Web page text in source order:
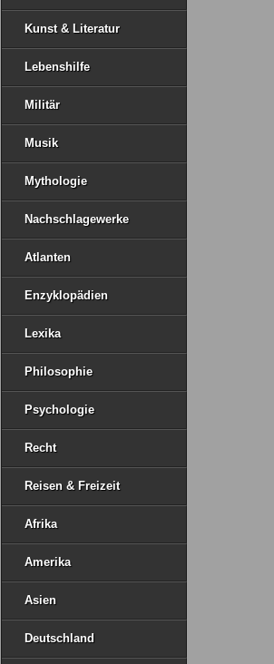
Kunst & Literatur
Lebenshilfe
Militär
Musik
Mythologie
Nachschlagewerke
Atlanten
Enzyklopädien
Lexika
Philosophie
Psychologie
Recht
Reisen & Freizeit
Afrika
Amerika
Asien
Deutschland